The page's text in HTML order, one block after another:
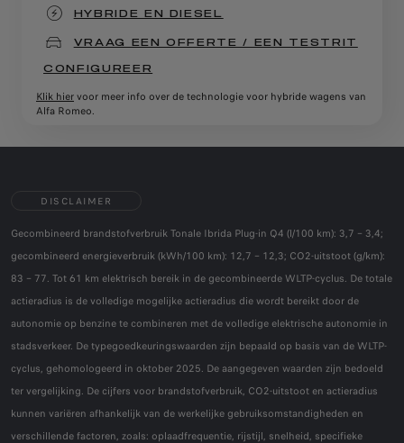
HYBRIDE EN DIESEL
VRAAG EEN OFFERTE / EEN TESTRIT
CONFIGUREER
Klik hiervoor meer info over de technologie voor hybride wagens van
Alfa Romeo.
DISCLAIMER
Gecombineerd brandstofverbruik Tonale Ibrida Plug-in Q4 (l/100 km): 3,7 – 3,4;
gecombineerd energieverbruik (kWh/100 km): 12,7 – 12,3; CO2-uitstoot (g/km):
83 – 77. Tot 61 km elektrisch bereik in de gecombineerde WLTP-cyclus. De totale
actieradius is de volledige mogelijke actieradius die wordt bereikt door de
autonomie op benzine te combineren met de volledige elektrische autonomie in
stadsverkeer. De typegoedkeuringswaarden zijn bepaald op basis van de WLTP-
cyclus, gehomologeerd in oktober 2025. De aangegeven waarden zijn bedoeld
ter vergelijking. De cijfers voor brandstofverbruik, CO2-uitstoot en actieradius
kunnen variëren afhankelijk van de werkelijke gebruiksomstandigheden en
verschillende factoren, zoals: oplaadfrequentie, rijstijl, snelheid, specifieke